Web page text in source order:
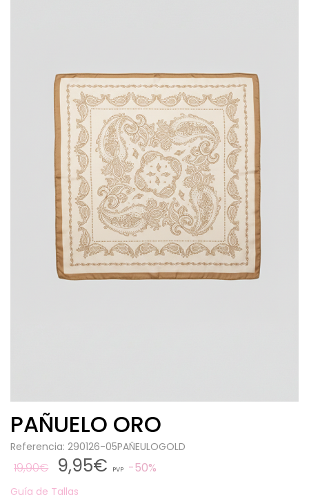
PAÑUELO ORO
Referencia: 290126-05PAÑEULOGOLD
19,90€ 9,95€ PVP 50%
Guía de Tallas